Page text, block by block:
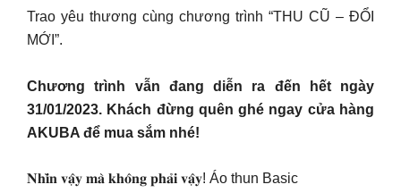
Trao yêu thương cùng chương trình “THU CŨ – ĐỔI
MỚI”.
Chương trình vẫn đang diễn ra đến hết ngày
31/01/2023. Khách đừng quên ghé ngay cửa hàng
AKUBA để mua sắm nhé!
𝐍𝐡𝐢̀𝐧 𝐯𝐚̣̂𝐲 𝐦𝐚̀ 𝐤𝐡𝐨̂𝐧𝐠 𝐩𝐡𝐚̉𝐢 𝐯𝐚̣̂𝐲! Áo thun Basic